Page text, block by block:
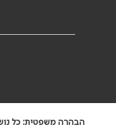
הבהרה משפטית: כל